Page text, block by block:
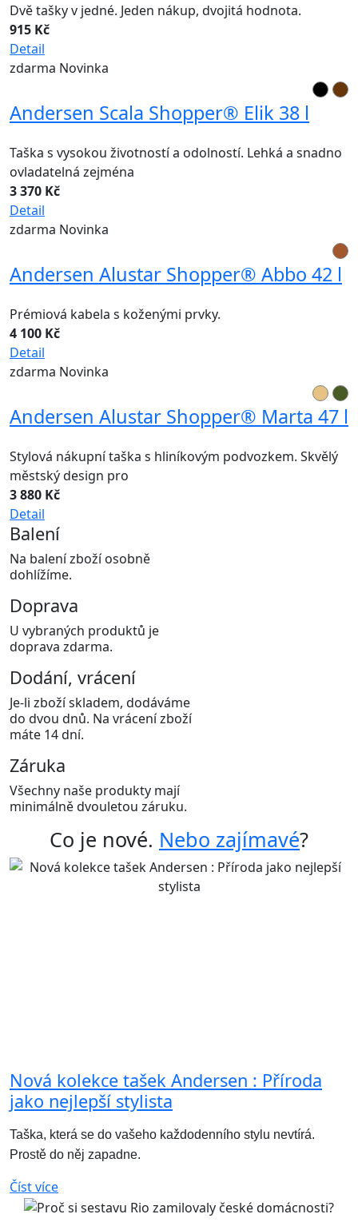
Dvě tašky v jedné. Jeden nákup, dvojitá hodnota.
915 Kč
Detail
zdarma Novinka
Andersen Scala Shopper® Elik 38 l
Taška s vysokou životností a odolností. Lehká a snadno
ovladatelná zejména
3 370 Kč
Detail
zdarma Novinka
Andersen Alustar Shopper® Abbo 42 l
Prémiová kabela s koženými prvky.
4 100 Kč
Detail
zdarma Novinka
Andersen Alustar Shopper® Marta 47 l
Stylová nákupní taška s hliníkovým podvozkem. Skvělý
městský design pro
3 880 Kč
Detail
Balení
Na balení zboží osobně
dohlížíme.
Doprava
U vybraných produktů je
doprava zdarma.
Dodání, vrácení
Je-li zboží skladem, dodáváme
do dvou dnů. Na vrácení zboží
máte 14 dní.
Záruka
Všechny naše produkty mají
minimálně dvouletou záruku.
Co je nové. Nebo zajímavé?
Nová kolekce tašek Andersen : Příroda
jako nejlepší stylista
Taška, která se do vašeho každodenního stylu nevtírá.
Prostě do něj zapadne.
Číst více